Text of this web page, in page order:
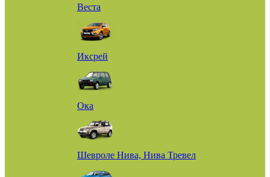
Веста
Иксрей
Ока
Шевроле Нива, Нива Тревел